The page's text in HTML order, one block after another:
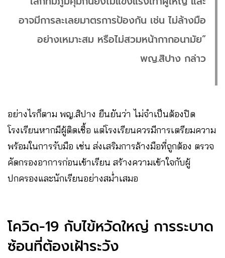
อาจมีการละเลยมาตรการป้องกัน เช่น ไม่ล้างมือ
อย่างเหมาะสม หรือไม่สวมหน้ากากอนามัย”
พญ.สิปาง กล่าว
อย่างไรก็ตาม พญ.สิปาง ยืนยันว่า ไม่จำเป็นต้องปิด
โรงเรียนหากมีผู้ติดเชื้อ แต่โรงเรียนควรมีการเตรียมความ
พร้อมในการรับมือ เช่น ส่งเสริมการล้างมือที่ถูกต้อง ตรวจ
คัดกรองอาการก่อนเข้าเรียน สร้างความเข้าใจกับผู้
ปกครองและนักเรียนอย่างสม่ำเสมอ
โควิด-19 กับไข้หวัดใหญ่ การระบาด
ซ้อนที่ต้องเฝ้าระวัง